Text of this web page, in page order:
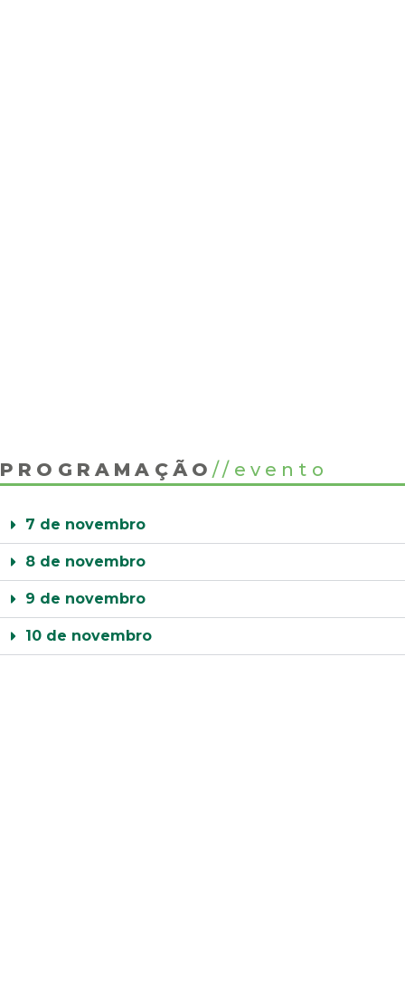
PROGRAMAÇÃO// evento
7 de novembro
8 de novembro
9 de novembro
10 de novembro